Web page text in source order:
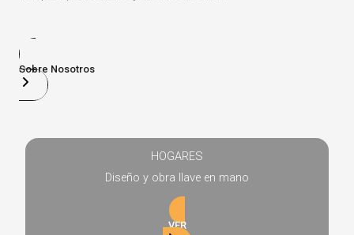
Sobre Nosotros
HOGARES
Diseño y obra llave en mano
VER